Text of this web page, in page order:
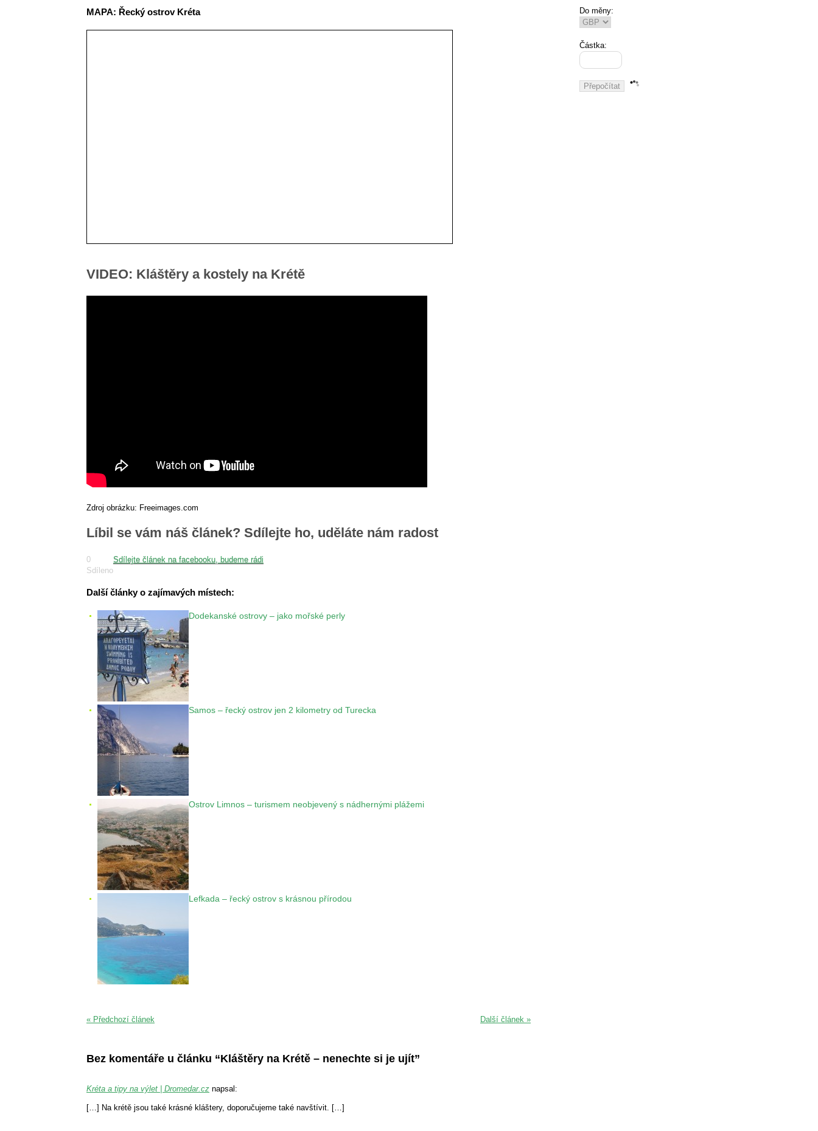
MAPA: Řecký ostrov Kréta
VIDEO: Kláštěry a kostely na Krétě
Zdroj obrázku: Freeimages.com
Líbil se vám náš článek? Sdílejte ho, uděláte nám radost
0
Sdíleno
Sdílejte článek na facebooku, budeme rádi
Další články o zajímavých místech:
Dodekanské ostrovy – jako mořské perly
Samos – řecký ostrov jen 2 kilometry od Turecka
Ostrov Limnos – turismem neobjevený s nádhernými plážemi
Lefkada – řecký ostrov s krásnou přírodou
« Předchozí článek Další článek »
Bez komentáře u článku “Kláštěry na Krétě – nenechte si je ujít”
Kréta a tipy na výlet | Dromedar.cz napsal:
[…] Na krétě jsou také krásné kláštery, doporučujeme také navštívit. […]
Do měny:
Částka: